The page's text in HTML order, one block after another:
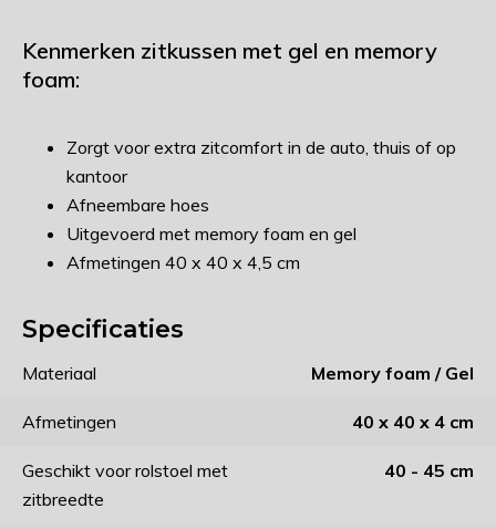
Kenmerken zitkussen met gel en memory
foam:
Zorgt voor extra zitcomfort in de auto, thuis of op
kantoor
Afneembare hoes
Uitgevoerd met memory foam en gel
Afmetingen 40 x 40 x 4,5 cm
Specificaties
Materiaal Memory foam / Gel
Afmetingen 40 x 40 x 4 cm
Geschikt voor rolstoel met
zitbreedte
40 - 45 cm